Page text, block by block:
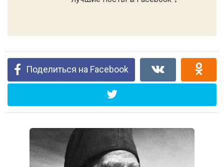
Поделиться на Facebook